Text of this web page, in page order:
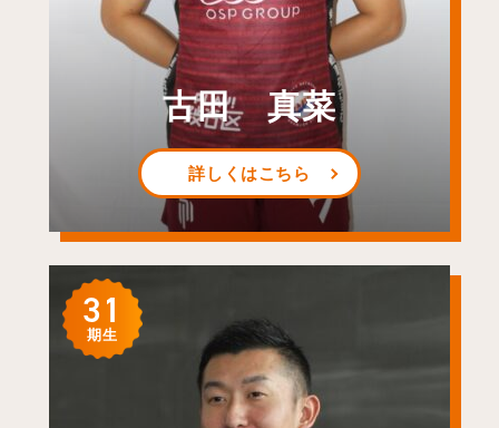
古田 真菜
詳しくはこちら
31
期生